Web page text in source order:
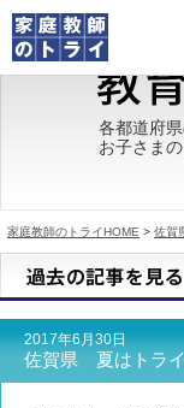
トライの教育理念
成績が上がる理由
都道府県別情報
合格体験談
キャンペーン情報
各都道府
お子さま
家庭教師のトライHOME > 佐賀
2017年6月30日
佐賀県 夏はトラ